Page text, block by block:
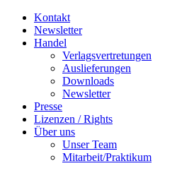
Kontakt
Newsletter
Handel
Verlagsvertretungen
Auslieferungen
Downloads
Newsletter
Presse
Lizenzen / Rights
Über uns
Unser Team
Mitarbeit/Praktikum